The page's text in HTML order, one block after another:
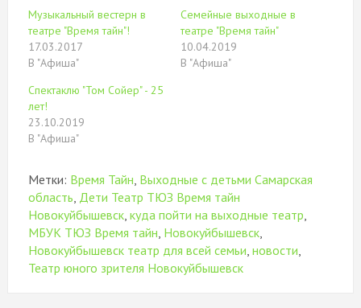
окне)
новом
окне)
Музыкальный вестерн в
театре "Время тайн"!
17.03.2017
В "Афиша"
Семейные выходные в
театре "Время тайн"
10.04.2019
В "Афиша"
Спектаклю "Том Сойер" - 25
лет!
23.10.2019
В "Афиша"
Метки: Время Тайн Выходные с детьми Самарская
область Дети Театр ТЮЗ Время тайн
Новокуйбышевск, куда пойти на выходные театр
МБУК ТЮЗ Время тайн Новокуйбышевск,
Новокуйбышевск театр для всей семьи новости
Театр юного зрителя Новокуйбышевск